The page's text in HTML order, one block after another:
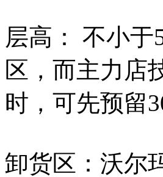
层高： 不小于
区，而主力店
时，可先预留
卸货区：沃尔